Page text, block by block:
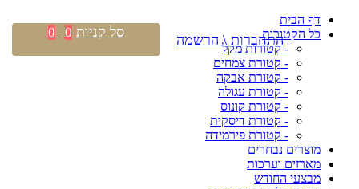
דף הבית
כל הקטורות
- קטורות מקל
- קטורת צמחים
- קטורת אבקה
- קטורת עגולה
- קטורת קונוס
- קטורת דיסקית
- קטורת פירמידה
מוצרים נבחרים
מארזים וערכות
מבצעי החודש
התחברות \ הרשמה סל קניות 0
0